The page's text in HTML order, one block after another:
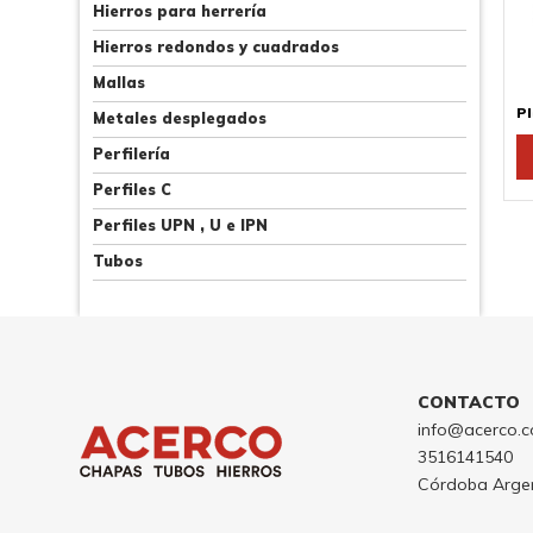
Hierros para herrería
Hierros redondos y cuadrados
Mallas
Metales desplegados
Perfilería
Perfiles C
Perfiles UPN , U e IPN
Tubos
CONTACTO
3516141540
Córdoba